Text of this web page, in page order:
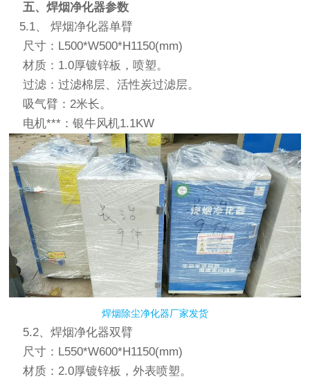
五、焊烟净化器参数
5.1、 焊烟净化器单臂
尺寸：L500*W500*H1150(mm)
材质：1.0厚镀锌板，喷塑。
过滤：过滤棉层、活性炭过滤层。
吸气臂：2米长。
电机***：银牛风机1.1KW
焊烟除尘净化器厂家发货
5.2、焊烟净化器双臂
尺寸：L550*W600*H1150(mm)
材质：2.0厚镀锌板，外表喷塑。